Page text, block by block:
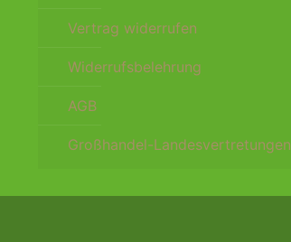
Vertrag widerrufen
Widerrufsbelehrung
AGB
Großhandel-Landesvertretungen